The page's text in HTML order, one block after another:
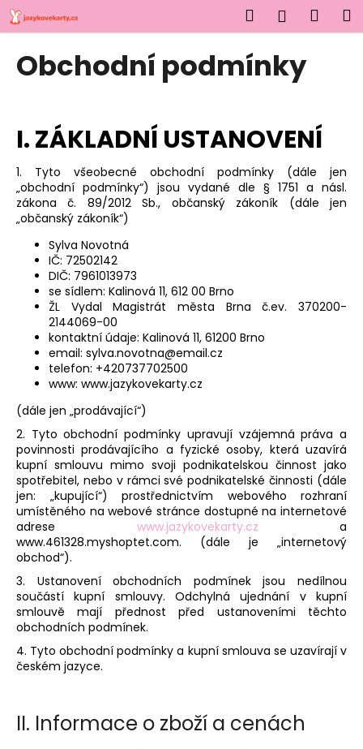
Přejít
na
obsah
Hledat
Obchodní podmínky
I. ZÁKLADNÍ USTANOVENÍ
1. Tyto všeobecné obchodní podmínky (dále jen
„obchodní podmínky“) jsou vydané dle § 1751 a násl.
zákona č. 89/2012 Sb., občanský zákoník (dále jen
„občanský zákoník“)
Sylva Novotná
IČ: 72502142
DIČ: 7961013973
se sídlem: Kalinová 11, 612 00 Brno
ŽL Vydal Magistrát města Brna č.ev. 370200-
2144069-00
kontaktní údaje: Kalinová 11, 61200 Brno
email: sylva.novotna@email.cz
telefon: +420737702500
www: www.jazykovekarty.cz
(dále jen „prodávající“)
2. Tyto obchodní podmínky upravují vzájemná práva a
povinnosti prodávajícího a fyzické osoby, která uzavírá
kupní smlouvu mimo svoji podnikatelskou činnost jako
spotřebitel, nebo v rámci své podnikatelské činnosti (dále
jen: „kupující“) prostřednictvím webového rozhraní
umístěného na webové stránce dostupné na internetové
adrese www.jazykovekarty.cz a
www.461328.myshoptet.com. (dále je „internetový
obchod“).
3. Ustanovení obchodních podmínek jsou nedílnou
součástí kupní smlouvy. Odchylná ujednání v kupní
smlouvě mají přednost před ustanoveními těchto
obchodních podmínek.
4. Tyto obchodní podmínky a kupní smlouva se uzavírají v
českém jazyce.
II. Informace o zboží a cenách
K
o
p
o
t
ř
e
j
í
t
?
HLEDAT